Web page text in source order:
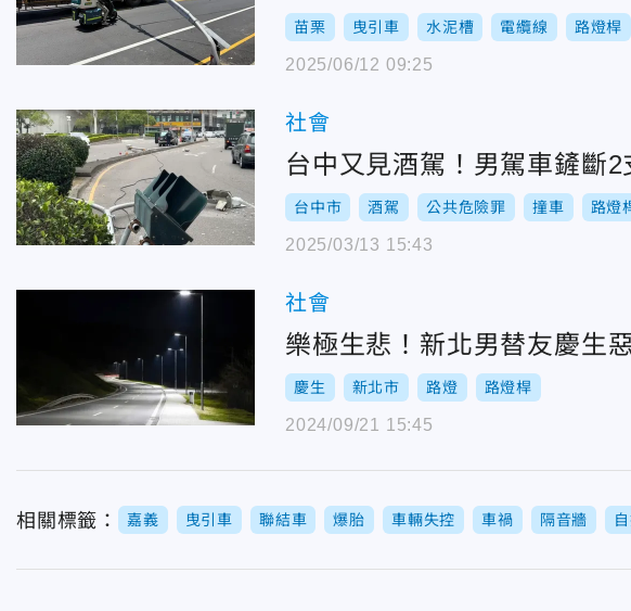
苗栗 曳引車 水泥槽 電纜線 路燈桿
2025/06/12 09:25
社會
台中又見酒駕！男駕車鏟斷
台中市 酒駕 公共危險罪 撞車 路燈
2025/03/13 15:43
社會
樂極生悲！新北男替友慶生
慶生 新北市 路燈 路燈桿
2024/09/21 15:45
相關標籤： 嘉義 曳引車 聯結車 爆胎 車輛失控 車禍 隔音牆